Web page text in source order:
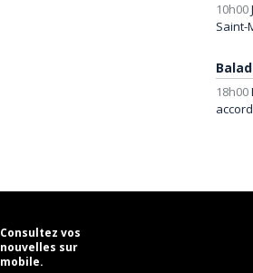
10h00
Saint-
18h00
Consultez vos
nouvelles sur
mobile.